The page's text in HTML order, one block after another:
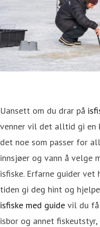
Uansett om du drar på
venner vil det alltid gi en
det noe som passer for
innsjøer og vann å velge
isfiske. Erfarne guider
tiden gi deg hint og
isfiske med guide vil du
isbor og annet